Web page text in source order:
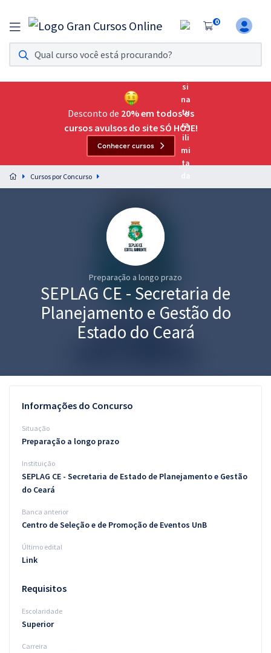
0
Assinatura Ilimitada 11
Acesso a todos os cursos. Teste grátis por 7 dias!
Assinatura OAB Até Passar
Acesso ilimitado a toda preparação para o Exame da
Preparação completa e intensiva para as principais
residências em saúde do Brasil
Graduação
Blog
Aprovados
Desconto de 20% em todos os
cursos avulsos do site SÓ HOJE!
Conhecer cursos
Cursos por Concurso
Preparação a longo prazo
SEPLAG CE - Secretaria de
Planejamento e Gestão do
Estado do Ceará
Informações do Concurso
Situação
Preparação a longo prazo
Instituição
SEPLAG CE - Secretaria de Estado de Planejamento e Gestão
do Ceará
Banca anterior
Centro de Seleção e de Promoção de Eventos UnB
Último edital
Link
Requisitos
Escolaridade
Superior
Carreira